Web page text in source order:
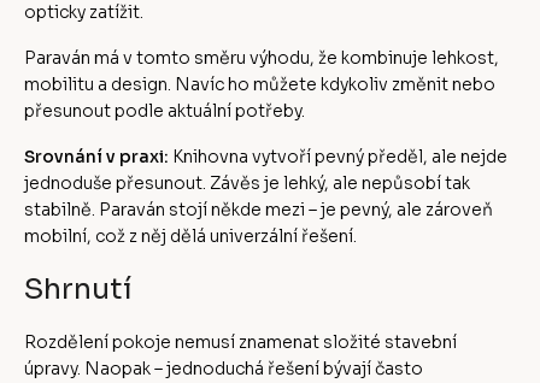
opticky zatížit.
Paraván má v tomto směru výhodu, že kombinuje lehkost,
mobilitu a design. Navíc ho můžete kdykoliv změnit nebo
přesunout podle aktuální potřeby.
Srovnání v praxi: Knihovna vytvoří pevný předěl, ale nejde
jednoduše přesunout. Závěs je lehký, ale nepůsobí tak
stabilně. Paraván stojí někde mezi – je pevný, ale zároveň
mobilní, což z něj dělá univerzální řešení.
Shrnutí
Rozdělení pokoje nemusí znamenat složité stavební
úpravy. Naopak – jednoduchá řešení bývají často